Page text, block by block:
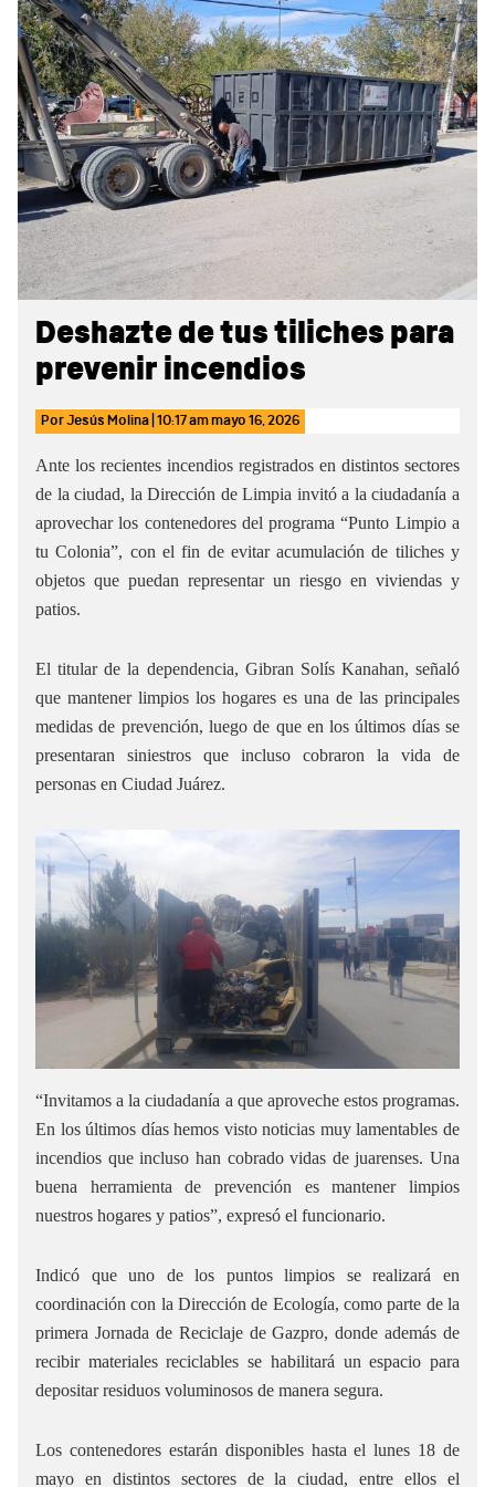
Deshazte de tus tiliches para
prevenir incendios
PorJesús Molina 10:17 ammayo 16, 2026
Ante los recientes incendios registrados en distintos sectores
de la ciudad, la Dirección de Limpia invitó a la ciudadanía a
aprovechar los contenedores del programa “Punto Limpio a
tu Colonia”, con el fin de evitar acumulación de tiliches y
objetos que puedan representar un riesgo en viviendas y
patios.
El titular de la dependencia, Gibran Solís Kanahan, señaló
que mantener limpios los hogares es una de las principales
medidas de prevención, luego de que en los últimos días se
presentaran siniestros que incluso cobraron la vida de
personas en Ciudad Juárez.
“Invitamos a la ciudadanía a que aproveche estos programas.
En los últimos días hemos visto noticias muy lamentables de
incendios que incluso han cobrado vidas de juarenses. Una
buena herramienta de prevención es mantener limpios
nuestros hogares y patios”, expresó el funcionario.
Indicó que uno de los puntos limpios se realizará en
coordinación con la Dirección de Ecología, como parte de la
primera Jornada de Reciclaje de Gazpro, donde además de
recibir materiales reciclables se habilitará un espacio para
depositar residuos voluminosos de manera segura.
Los contenedores estarán disponibles hasta el lunes 18 de
mayo en distintos sectores de la ciudad, entre ellos el
Sidebar